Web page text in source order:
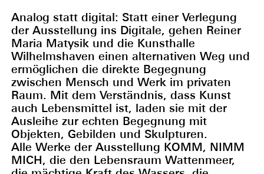
Analog statt digital: Statt einer Verlegung
der Ausstellung ins Digitale, gehen Reiner
Maria Matysik und die Kunsthalle
Wilhelmshaven einen alternativen Weg und
ermöglichen die direkte Begegnung
zwischen Mensch und Werk im privaten
Raum. Mit dem Verständnis, dass Kunst
auch Lebensmittel ist, laden sie mit der
Ausleihe zur echten Begegnung mit
Objekten, Gebilden und Skulpturen.
Alle Werke der Ausstellung KOMM, NIMM
MICH, die den Lebensraum Wattenmeer,